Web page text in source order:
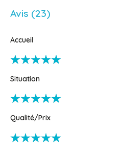
Avis (23)
Accueil
Situation
Qualité/Prix